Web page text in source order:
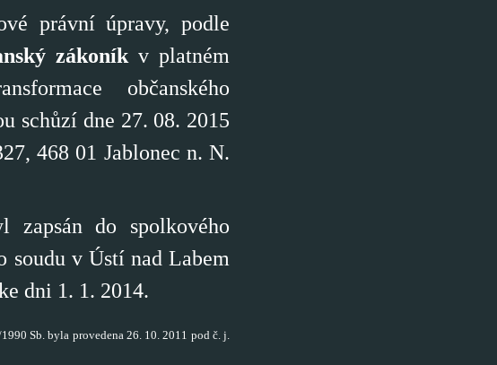
právní úpravy, podle
zákoník v platném
občanského
schůzí dne 27. 08. 2015
468 01 Jablonec n. N.
zapsán do spolkového
soudu v Ústí nad Labem
dni 1. 1. 2014.
Sb. byla provedena 26. 10. 2011 pod č. j.